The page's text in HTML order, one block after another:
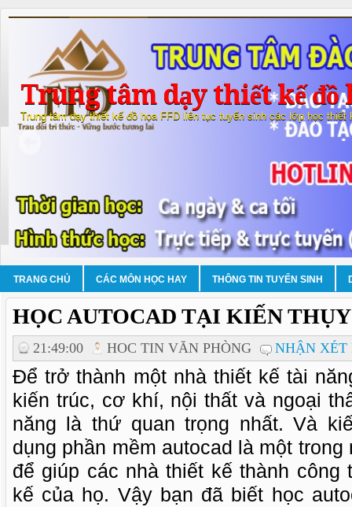
Trung tâm dạy thiết kế đồ
Trung tâm dạy thiết kế đồ họa FFD liên tục tuyển sinh các lớp học thiết
TRANG CHỦ CÁC MÔN HỌC HAY THÔNG TIN TUYỂN SINH
HỌC AUTOCAD TẠI KIẾN
21:49:00 HOC TIN VĂN PHÒNG NHẬN
Để trở thành một nhà thiết kế tài
kiến trúc, cơ khí, nội thất và ngoại
năng là thứ quan trọng nhất. Và
dụng phần mềm autocad là một
để giúp các nhà thiết kế thành công
kế của họ. Vậy bạn đã biết học